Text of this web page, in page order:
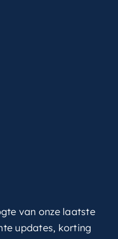
van onze laatste
updates, korting